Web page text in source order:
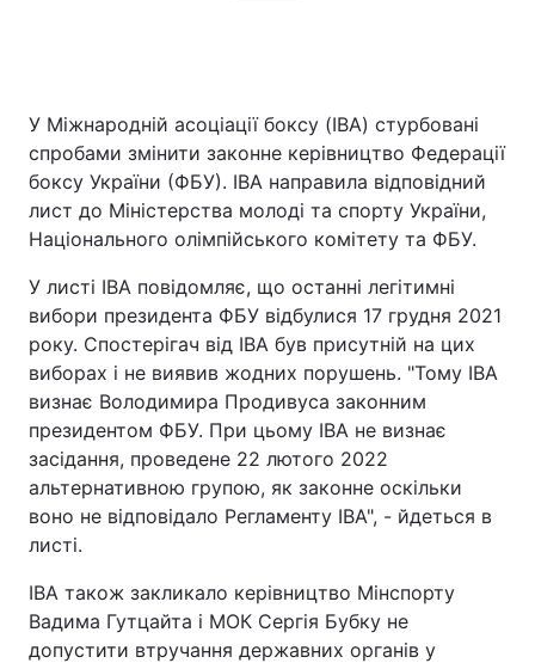
У Міжнародній асоціації боксу (IBA) стурбовані
спробами змінити законне керівництво Федерації
боксу України (ФБУ). IBA направила відповідний
лист до Міністерства молоді та спорту України,
Національного олімпійського комітету та ФБУ.
У листі IBA повідомляє, що останні легітимні
вибори президента ФБУ відбулися 17 грудня 2021
року. Спостерігач від IBA був присутній на цих
виборах і не виявив жодних порушень. "Тому IBA
визнає Володимира Продивуса законним
президентом ФБУ. При цьому IBA не визнає
засідання, проведене 22 лютого 2022
альтернативною групою, як законне оскільки
воно не відповідало Регламенту IBA", - йдеться в
листі.
IBA також закликало керівництво Мінспорту
Вадима Гутцайта і МОК Сергія Бубку не
допустити втручання державних органів у